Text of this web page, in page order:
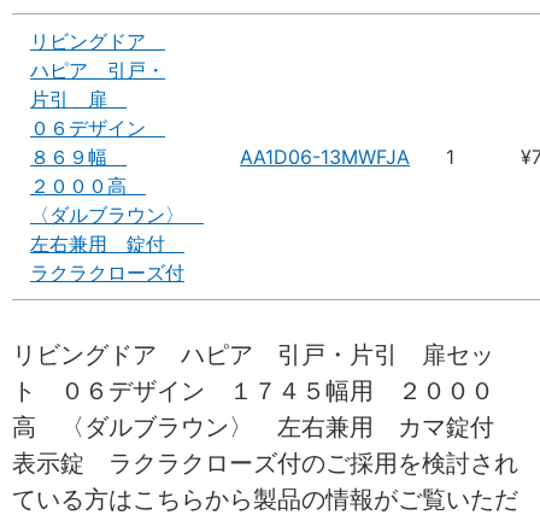
リビングドア
ハピア 引戸・
片引 扉
０６デザイン
８６９幅
２０００高
〈ダルブラウン〉
左右兼用 錠付
ラクラクローズ付
AA1D06-13MWFJA 1
リビングドア ハピア 引戸・片引 扉セッ
ト ０６デザイン １７４５幅用 ２０００
高 〈ダルブラウン〉 左右兼用 カマ錠付
表示錠 ラクラクローズ付のご採用を検討され
ている方はこちらから製品の情報がご覧いただ